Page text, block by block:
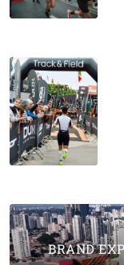
BRAND